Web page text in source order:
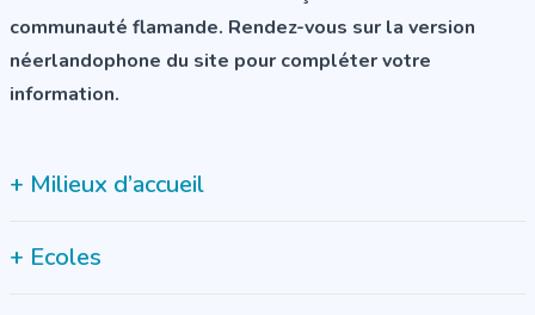
communauté flamande. Rendez-vous sur la version
néerlandophone du site pour compléter votre
information.
+ Milieux d’accueil
+ Ecoles